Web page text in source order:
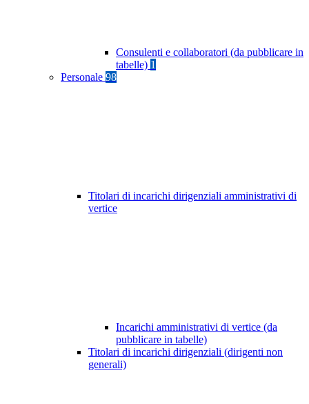
Consulenti e collaboratori (da pubblicare in
tabelle) 1
Personale 98
Titolari di incarichi dirigenziali amministrativi di
vertice
Incarichi amministrativi di vertice (da
pubblicare in tabelle)
Titolari di incarichi dirigenziali (dirigenti non
generali)